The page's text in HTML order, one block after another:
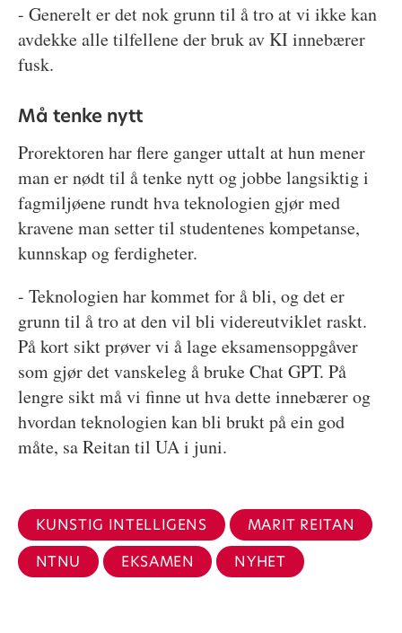
- Generelt er det nok grunn til å tro at vi ikke kan
avdekke alle tilfellene der bruk av KI innebærer
fusk.
Må tenke nytt
Prorektoren har flere ganger uttalt at hun mener
man er nødt til å tenke nytt og jobbe langsiktig i
fagmiljøene rundt hva teknologien gjør med
kravene man setter til studentenes kompetanse,
kunnskap og ferdigheter.
- Teknologien har kommet for å bli, og det er
grunn til å tro at den vil bli videreutviklet raskt.
På kort sikt prøver vi å lage eksamensoppgåver
som gjør det vanskeleg å bruke Chat GPT. På
lengre sikt må vi finne ut hva dette innebærer og
hvordan teknologien kan bli brukt på ein god
måte, sa Reitan til UA i juni.
KUNSTIG INTELLIGENS
MARIT REITAN
NTNU
EKSAMEN NYHET